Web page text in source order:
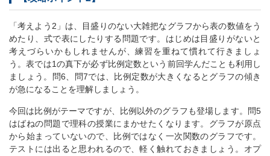
「考えよう2」は、目盛りのない大雑把なグラフから表の数値をう
めたり、式で表にしたりする問題です。はじめは目盛りがないと
考えづらいかもしれませんが、練習を重ねて慣れて行きましょ
う。表では1の真下が必ず比例定数という前回学んだことも利用し
ましょう。問6、問7では、比例定数が大きくなるとグラフの傾き
が急になることを理解しましょう。
今回は比例がテーマですが、比例以外のグラフも登場します。問5
はばねの問題で理科の授業にまかせたくなります。グラフが原点
から始まっていないので、比例ではなく一次関数のグラフです。
テストには出ると思われるので、軽く触れておきましょう。オプ